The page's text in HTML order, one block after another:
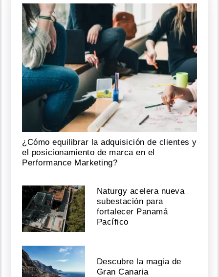
¿Cómo equilibrar la adquisición de clientes y
el posicionamiento de marca en el
Performance Marketing?
Naturgy acelera nueva
subestación para
fortalecer Panamá
Pacífico
Descubre la magia de
Gran Canaria